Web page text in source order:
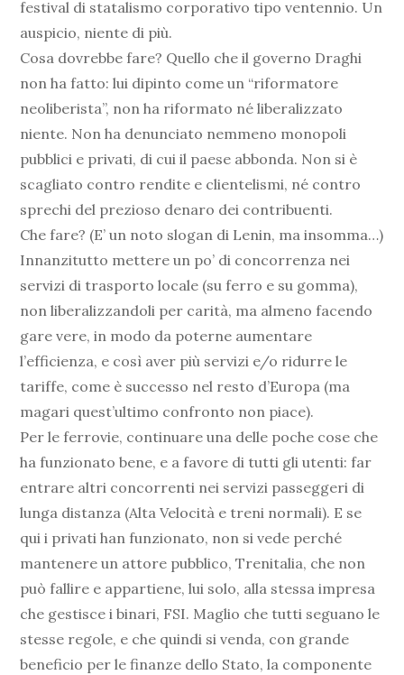
festival di statalismo corporativo tipo ventennio. Un
auspicio, niente di più.
Cosa dovrebbe fare? Quello che il governo Draghi
non ha fatto: lui dipinto come un “riformatore
neoliberista”, non ha riformato né liberalizzato
niente. Non ha denunciato nemmeno monopoli
pubblici e privati, di cui il paese abbonda. Non si è
scagliato contro rendite e clientelismi, né contro
sprechi del prezioso denaro dei contribuenti.
Che fare? (E’ un noto slogan di Lenin, ma insomma…)
Innanzitutto mettere un po’ di concorrenza nei
servizi di trasporto locale (su ferro e su gomma),
non liberalizzandoli per carità, ma almeno facendo
gare vere, in modo da poterne aumentare
l’efficienza, e così aver più servizi e/o ridurre le
tariffe, come è successo nel resto d’Europa (ma
magari quest’ultimo confronto non piace).
Per le ferrovie, continuare una delle poche cose che
ha funzionato bene, e a favore di tutti gli utenti: far
entrare altri concorrenti nei servizi passeggeri di
lunga distanza (Alta Velocità e treni normali). E se
qui i privati han funzionato, non si vede perché
mantenere un attore pubblico, Trenitalia, che non
può fallire e appartiene, lui solo, alla stessa impresa
che gestisce i binari, FSI. Maglio che tutti seguano le
stesse regole, e che quindi si venda, con grande
beneficio per le finanze dello Stato, la componente